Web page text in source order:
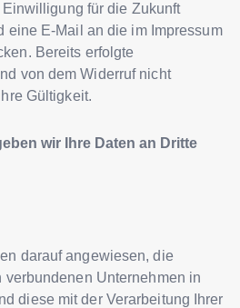
für die Zukunft
eine E-Mail an die im Impressum
Bereits erfolgte
von dem Widerruf nicht
Gültigkeit.
wir Ihre Daten an Dritte
darauf angewiesen, die
verbundenen Unternehmen in
diese mit der Verarbeitung Ihrer